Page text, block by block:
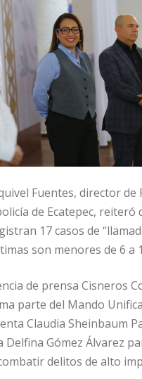
Fuentes, director de
de Ecatepec, reiteró
17 casos de
son menores de 6 a
de prensa Cisneros
parte del Mando
Claudia Sheinbaum
Delfina Gómez Álvarez
delitos de alto